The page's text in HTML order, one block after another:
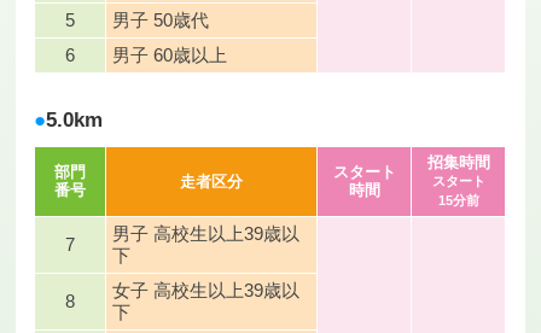
5
男子 50歳代
6
男子 60歳以上
5.0km
部門
番号
走者区分
スタート
時間
招集時間
スタート
15分前
7
男子 高校生以上39歳以
下
8
女子 高校生以上39歳以
下